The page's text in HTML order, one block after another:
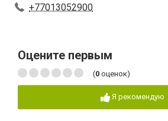
+77013052900
Оцените первым
(0 оценок)
Я рекомендую